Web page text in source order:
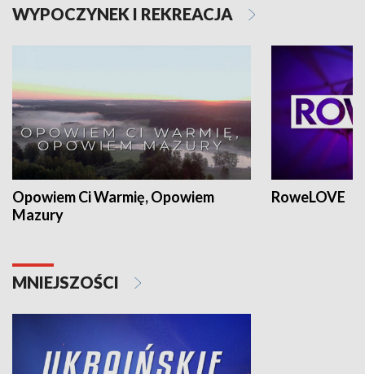
WYPOCZYNEK I REKREACJA
Opowiem Ci Warmię, Opowiem
Mazury
RoweLOVE
MNIEJSZOŚCI